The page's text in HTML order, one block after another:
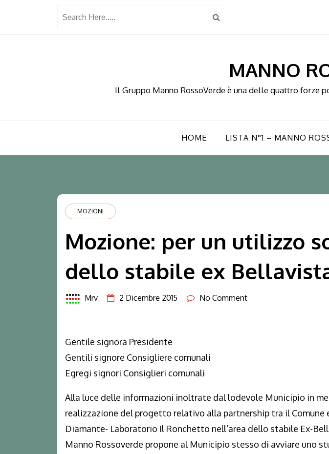
MANNO
Il Gruppo Manno RossoVerde è una delle quattro forze
HOME LISTA N°1 – MANNO
MOZIONI
Mozione: per un utilizzo
dello stabile ex
Mrv 2 Dicembre 2015 No Comment
Gentile signora Presidente
Gentili signore Consigliere comunali
Egregi signori Consiglieri comunali
Alla luce delle informazioni inoltrate dal lodevole Municipio in
realizzazione del progetto relativo alla partnership tra il Comune
Diamante- Laboratorio Il Ronchetto nell’area dello stabile Ex-
Manno Rossoverde propone al Municipio stesso di avviare uno